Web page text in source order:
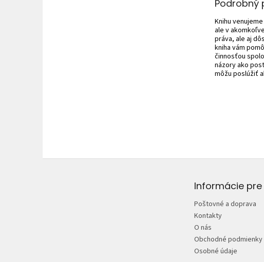
Podrobný
Knihu
ale v
práva, ale aj
kniha vám
činnosťou
názory ako
môžu poslúžiť
Informácie pre
Poštovné a doprava
Kontakty
O nás
Obchodné podmienky
Osobné údaje